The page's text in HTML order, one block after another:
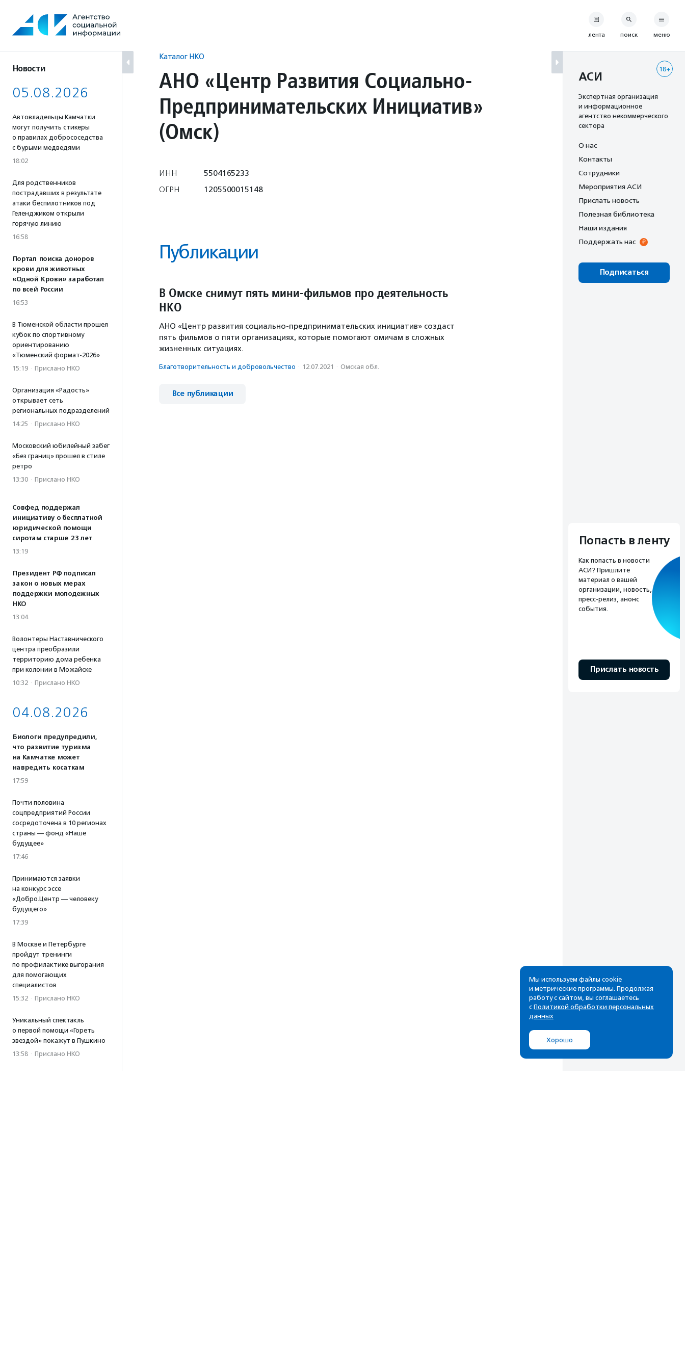
содержанию
Новости
05.08.2026
Автовладельцы Камчатки
могут получить стикеры
о правилах добрососедства
с бурыми медведями
18:02
Для родственников
пострадавших в результате
атаки беспилотников под
Геленджиком открыли
горячую линию
16:58
Портал поиска доноров
крови для животных
«Одной Крови» заработал
по всей России
16:53
В Тюменской области прошел
кубок по спортивному
ориентированию
«Тюменский формат-2026»
15:19 · Прислано НКО
Организация «Радость»
открывает сеть
региональных подразделений
14:25 · Прислано НКО
Московский юбилейный забег
«Без границ» прошел в стиле
ретро
13:30 · Прислано НКО
Совфед поддержал
инициативу о бесплатной
юридической помощи
сиротам старше 23 лет
13:19
Президент РФ подписал
закон о новых мерах
поддержки молодежных
НКО
13:04
Волонтеры Наставнического
центра преобразили
территорию дома ребенка
при колонии в Можайске
10:32 · Прислано НКО
04.08.2026
Биологи предупредили,
что развитие туризма
на Камчатке может
навредить косаткам
17:59
Почти половина
соцпредприятий России
сосредоточена в 10 регионах
страны — фонд «Наше
будущее»
17:46
Принимаются заявки
на конкурс эссе
«Добро.Центр — человеку
будущего»
17:39
В Москве и Петербурге
пройдут тренинги
по профилактике выгорания
для помогающих
специалистов
15:32 · Прислано НКО
Уникальный спектакль
о первой помощи «Гореть
звездой» покажут в Пушкино
13:58 · Прислано НКО
Каталог НКО
АНО «Центр Развития Социально-
Предпринимательских Инициатив»
(Омск)
ИНН
5504165233
ОГРН
1205500015148
Публикации
В Омске снимут пять мини-фильмов про деятельность
НКО
АНО «Центр развития социально-предпринимательских инициатив» создаст
пять фильмов о пяти организациях, которые помогают омичам в сложных
жизненных ситуациях.
Благотвори­тель­ность и доброволь­чест­во · 12.07.2021 · Омская обл.
Все публикации
лента поиск меню
18+
АСИ
Экспертная организация
и информационное
агентство некоммерческого
сектора
О нас
Контакты
Сотрудники
Мероприятия АСИ
Прислать новость
Полезная библиотека
Наши издания
Поддержать нас
Подписаться
Попасть в ленту
Как попасть в новости
АСИ? Пришлите
материал о вашей
организации, новость,
пресс-релиз, анонс
события.
Прислать новость
Рассылка
Cамые свежие новости,
почтовом ящике
Мы используем файлы cookie
и метрические программы. Продолжая
работу с сайтом, вы соглашаетесь
с Политикой обработки персональных
данных
Хорошо